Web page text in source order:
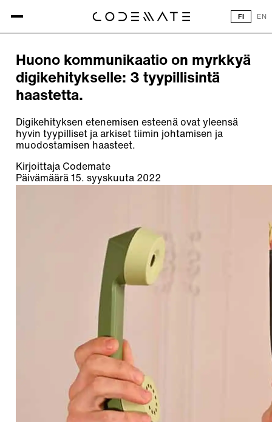
FI EN
Kaikki artikkelit
Huono kommunikaatio on myrkkyä
digikehitykselle: 3 tyypillisintä
haastetta.
Digikehityksen etenemisen esteenä ovat yleensä
hyvin tyypilliset ja arkiset tiimin johtamisen ja
muodostamisen haasteet.
Kirjoittaja Codemate
Päivämäärä 15. syyskuuta 2022